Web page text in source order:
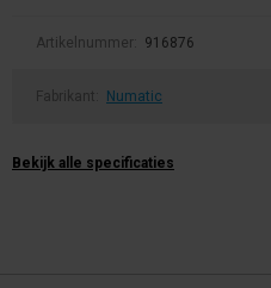
Artikelnummer: 916876
Fabrikant: Numatic
Bekijk alle specificaties